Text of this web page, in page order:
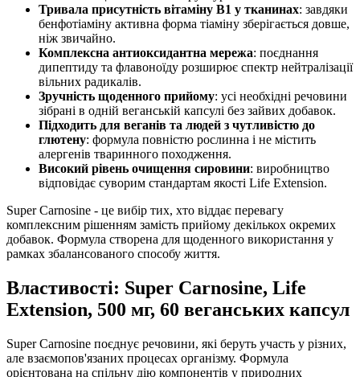
Тривала присутність вітаміну B1 у тканинах: завдяки
бенфотіаміну активна форма тіаміну зберігається довше,
ніж звичайно.
Комплексна антиоксидантна мережа: поєднання
дипептиду та флавоноїду розширює спектр нейтралізації
вільних радикалів.
Зручність щоденного прийому: усі необхідні речовини
зібрані в одній веганській капсулі без зайвих добавок.
Підходить для веганів та людей з чутливістю до
глютену: формула повністю рослинна і не містить
алергенів тваринного походження.
Високий рівень очищення сировини: виробництво
відповідає суворим стандартам якості Life Extension.
Super Carnosine - це вибір тих, хто віддає перевагу
комплексним рішенням замість прийому декількох окремих
добавок. Формула створена для щоденного використання у
рамках збалансованого способу життя.
Властивості: Super Carnosine, Life
Extension, 500 мг, 60 веганських капсул
Super Carnosine поєднує речовини, які беруть участь у різних,
але взаємопов'язаних процесах організму. Формула
орієнтована на спільну дію компонентів у природних